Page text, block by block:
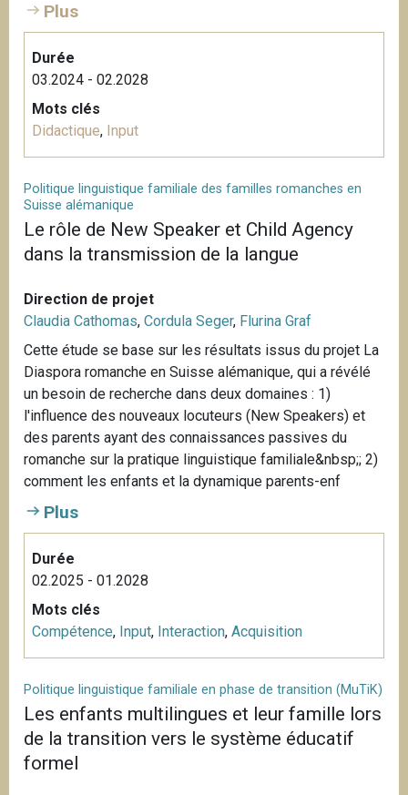
Plus
Durée
03.2024 - 02.2028
Mots clés
Didactique, Input
Politique linguistique familiale des familles romanches en
Suisse alémanique
Le rôle de New Speaker et Child Agency
dans la transmission de la langue
Direction de projet
Claudia Cathomas, Cordula Seger, Flurina Graf
Cette étude se base sur les résultats issus du projet La
Diaspora romanche en Suisse alémanique, qui a révélé
un besoin de recherche dans deux domaines : 1)
l'influence des nouveaux locuteurs (New Speakers) et
des parents ayant des connaissances passives du
romanche sur la pratique linguistique familiale&nbsp;; 2)
comment les enfants et la dynamique parents-enf
Plus
Durée
02.2025 - 01.2028
Mots clés
Compétence, Input, Interaction, Acquisition
Politique linguistique familiale en phase de transition (MuTiK)
Les enfants multilingues et leur famille lors
de la transition vers le système éducatif
formel